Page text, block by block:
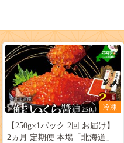
冷凍
【250g×1パック 2回 お届け】
2ヵ月 定期便 本場「北海道」